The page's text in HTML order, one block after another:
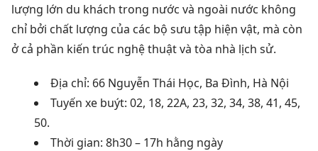
lượng lớn du khách trong nước và ngoài nước không
chỉ bởi chất lượng của các bộ sưu tập hiện vật, mà còn
ở cả phần kiến ​​trúc nghệ thuật và tòa nhà lịch sử.
Địa chỉ: 66 Nguyễn Thái Học, Ba Đình, Hà Nội
Tuyến xe buýt: 02, 18, 22A, 23, 32, 34, 38, 41, 45,
50.
Thời gian: 8h30 – 17h hằng ngày